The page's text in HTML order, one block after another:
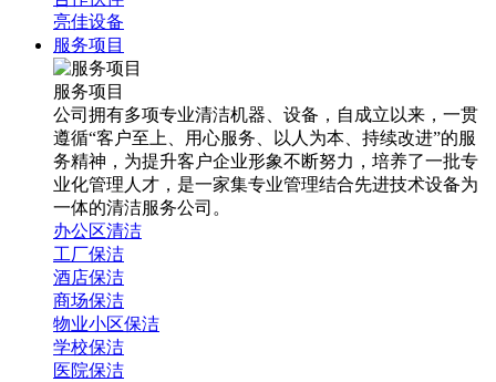
亮佳设备
服务项目
服务项目
公司拥有多项专业清洁机器、设备，自成立以来，一贯
遵循“客户至上、用心服务、以人为本、持续改进”的服
务精神，为提升客户企业形象不断努力，培养了一批专
业化管理人才，是一家集专业管理结合先进技术设备为
一体的清洁服务公司。
办公区清洁
工厂保洁
酒店保洁
商场保洁
物业小区保洁
学校保洁
医院保洁